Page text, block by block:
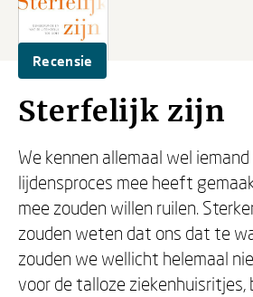
Recensie
Sterfelijk zijn
We kennen allemaal wel
lijdensproces mee heeft
mee zouden willen ruilen.
zouden weten dat ons dat te
zouden we wellicht helemaal
voor de talloze ziekenhuisritjes,